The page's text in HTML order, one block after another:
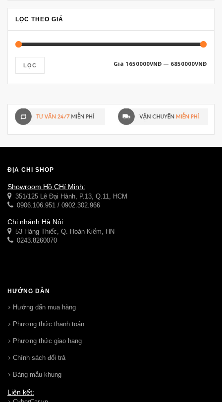
LỌC THEO GIÁ
LỌC Giá 1650000VNĐ — 6850000VNĐ
ĐỊA CHỈ SHOP
Showroom Hồ CHí Minh:
351/125 Lê Đại Hành, P.13, Q.11, HCM
0906.106.951 / 0902.302.966
Chi nhánh Hà Nội:
53 Hàng Thiếc, Q. Hoàn Kiếm, HN
0243.8260070
HƯỚNG DẪN
Hướng dẩn mua hàng
Phương thức thanh toán
Phương thức giao hang
Chính sách đổi trả
Bảng mẫu khung
Liên kết: